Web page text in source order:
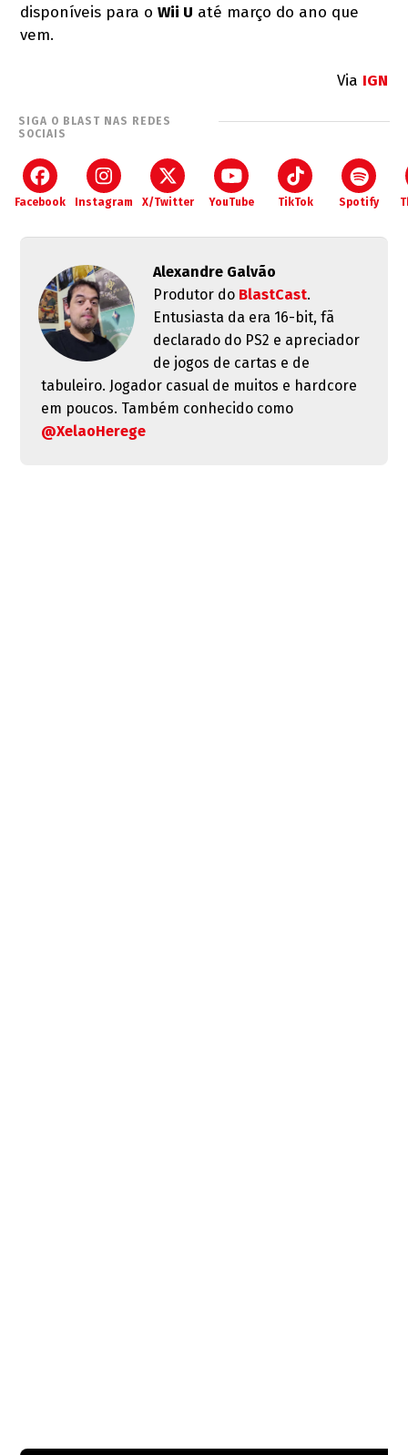
disponíveis para oWii U até março do ano que
vem.
Via IGN
SIGA O BLAST NAS REDES
SOCIAIS
Facebook Instagram X/Twitter YouTube TikTok Spotify
Alexandre Galvão
Produtor do BlastCast.
Entusiasta da era 16-bit, fã
declarado do PS2 e apreciador
de jogos de cartas e de
tabuleiro. Jogador casual de muitos e hardcore
em poucos. Também conhecido como
@XelaoHerege